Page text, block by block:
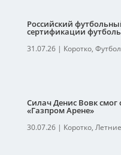
Российский
сертификации
31.07.26| Коротко, Футбол
Силач Денис Вовк смог
«Газпром Арене»
30.07.26| Коротко,